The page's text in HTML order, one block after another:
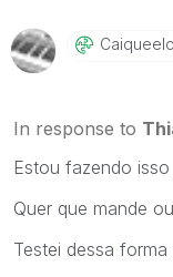
In response to
Estou fazendo
Quer que mande
Testei dessa